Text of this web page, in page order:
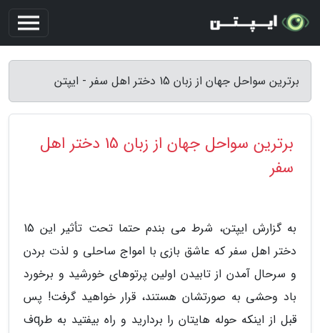
برترین سواحل جهان از زبان 15 دختر اهل سفر - ایپتن
برترین سواحل جهان از زبان 15 دختر اهل
سفر
به گزارش ایپتن، شرط می بندم حتما تحت تأثیر این 15
دختر اهل سفر که عاشق بازی با امواج ساحلی و لذت بردن
و سرحال آمدن از تابیدن اولین پرتوهای خورشید و برخورد
باد وحشی به صورتشان هستند، قرار خواهید گرفت! پس
قبل از اینکه حوله هایتان را بردارید و راه بیفتید به طرqف